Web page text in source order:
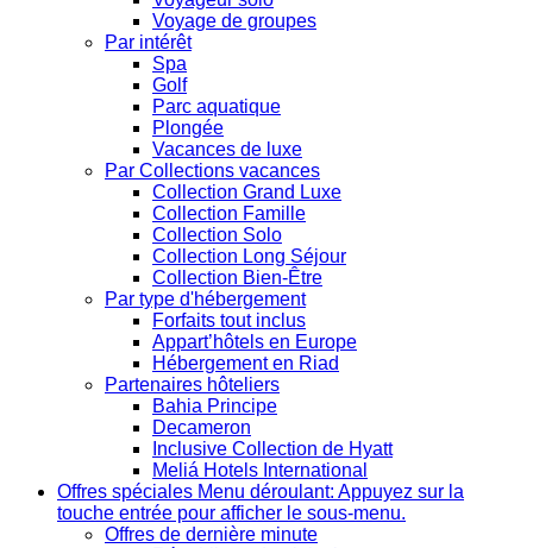
Voyage de groupes
Par intérêt
Spa
Golf
Parc aquatique
Plongée
Vacances de luxe
Par Collections vacances
Collection Grand Luxe
Collection Famille
Collection Solo
Collection Long Séjour
Collection Bien-Être
Par type d'hébergement
Forfaits tout inclus
Appart’hôtels en Europe
Hébergement en Riad
Partenaires hôteliers
Bahia Principe
Decameron
Inclusive Collection de Hyatt
Meliá Hotels International
Offres spéciales Menu déroulant: Appuyez sur la
touche entrée pour afficher le sous-menu.
Offres de dernière minute